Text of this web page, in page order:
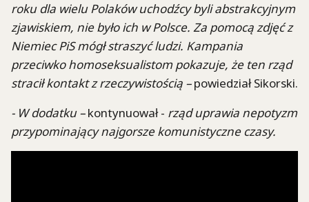
roku dla wielu Polaków uchodźcy byli abstrakcyjnym
zjawiskiem, nie było ich w Polsce. Za pomocą zdjęć z
Niemiec PiS mógł straszyć ludzi. Kampania
przeciwko homoseksualistom pokazuje, że ten rząd
stracił kontakt z rzeczywistością –powiedział Sikorski.
- W dodatku –kontynuował - rząd uprawia nepotyzm
przypominający najgorsze komunistyczne czasy.